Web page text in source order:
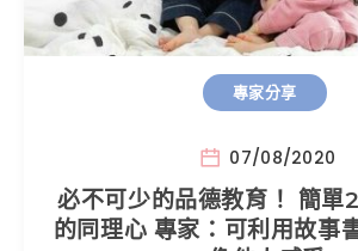
專家分享
07/08/2020
必不可少的品德教育！ 簡單
的同理心 專家：可利用故事